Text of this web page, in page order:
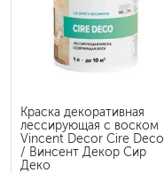
Краска декоративная
лессирующая с воском
Vincent Decor Cire Deco
/ Винсент Декор Сир
Деко